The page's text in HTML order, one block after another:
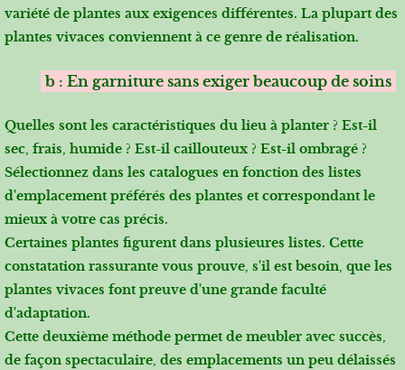
variété de plantes aux exigences différentes. La plupart des
plantes vivaces conviennent à ce genre de réalisation.
b : En garniture sans exiger beaucoup de soins
Quelles sont les caractéristiques du lieu à planter ? Est-il
sec, frais, humide ? Est-il caillouteux ? Est-il ombragé ?
Sélectionnez dans les catalogues en fonction des listes
d'emplacement préférés des plantes et correspondant le
mieux à votre cas précis.
Certaines plantes figurent dans plusieures listes. Cette
constatation rassurante vous prouve, s'il est besoin, que les
plantes vivaces font preuve d'une grande faculté
d'adaptation.
Cette deuxième méthode permet de meubler avec succès,
de façon spectaculaire, des emplacements un peu délaissés